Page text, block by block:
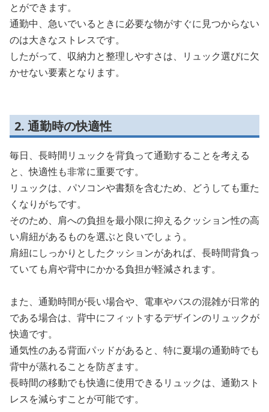
とができます。
通勤中、急いでいるときに必要な物がすぐに見つからない
のは大きなストレスです。
したがって、収納力と整理しやすさは、リュック選びに欠
かせない要素となります。
2. 通勤時の快適性
毎日、長時間リュックを背負って通勤することを考える
と、快適性も非常に重要です。
リュックは、パソコンや書類を含むため、どうしても重た
くなりがちです。
そのため、肩への負担を最小限に抑えるクッション性の高
い肩紐があるものを選ぶと良いでしょう。
肩紐にしっかりとしたクッションがあれば、長時間背負っ
ていても肩や背中にかかる負担が軽減されます。
また、通勤時間が長い場合や、電車やバスの混雑が日常的
である場合は、背中にフィットするデザインのリュックが
快適です。
通気性のある背面パッドがあると、特に夏場の通勤時でも
背中が蒸れることを防ぎます。
長時間の移動でも快適に使用できるリュックは、通勤スト
レスを減らすことが可能です。